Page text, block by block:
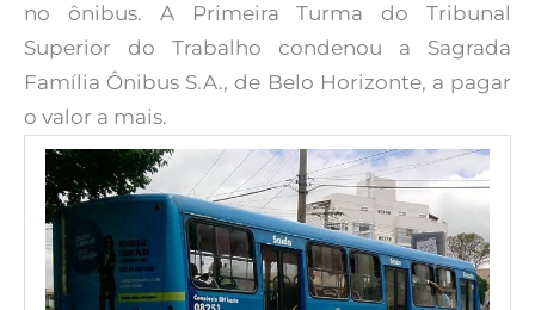
no ônibus. A Primeira Turma do Tribunal
Superior do Trabalho condenou a Sagrada
Família Ônibus S.A., de Belo Horizonte, a pagar
o valor a mais.